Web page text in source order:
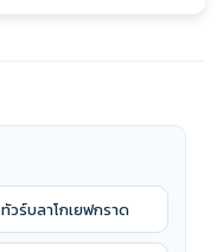
ทัวร์บลาโกเยฟกราด